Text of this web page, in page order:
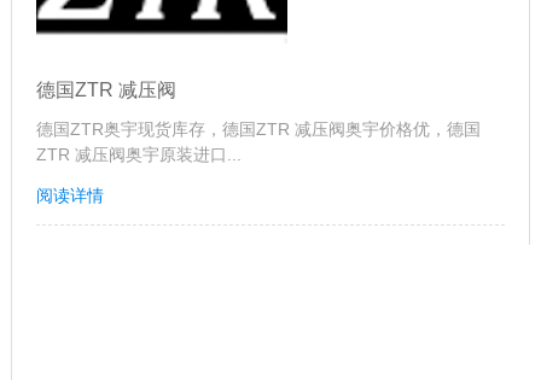
德国ZTR 减压阀
德国ZTR奥宇现货库存，德国ZTR 减压阀奥宇价格优，德国
ZTR 减压阀奥宇原装进口...
阅读详情